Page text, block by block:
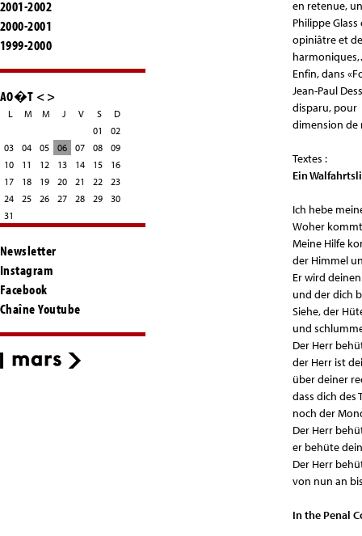
2001-2002
2000-2001
1999-2000
AO�T <>
L M M J V S
D
01
02
03
04 05 06 07 08
09
10
11 12 13 14 15
16
17
18 19 20 21 22
23
24
25 26 27 28 29
30
31
Newsletter
Instagram
Facebook
Chaîne Youtube
en retenue,
Philippe
opiniâtre et
Enfin, dans
Jean-Paul
disparu, pour
dimension de
Textes :
Ein
Ich hebe
Woher
Meine Hilfe
der Himmel
Er wird
und der dich
Siehe, der
und
Der Herr
der Herr ist
über deiner
dass dich des
noch der
Der Herr
er behüte
Der Herr
von nun an
In the Penal